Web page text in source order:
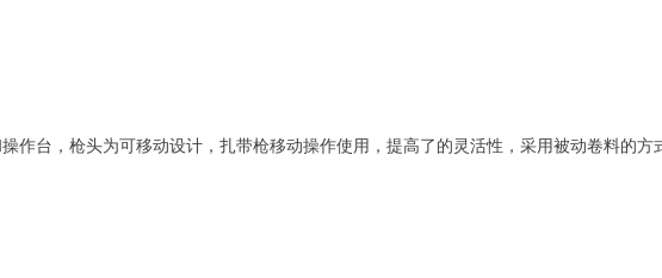
作台，枪头为可移动设计，扎带枪移动操作使用，提高了的灵活性，采用被动卷料的方